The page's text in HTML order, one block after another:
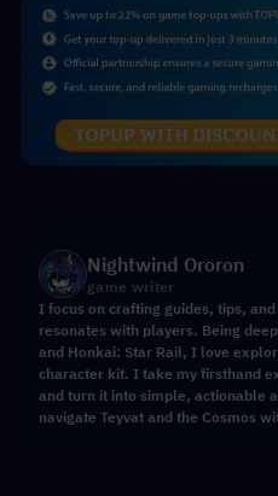
Nightwind Ororon
game writer
I focus on crafting guides, tips,
resonates with players. Being
and Honkai: Star Rail, I love
character kit. I take my firsthand
and turn it into simple, actionable
navigate Teyvat and the Cosmos